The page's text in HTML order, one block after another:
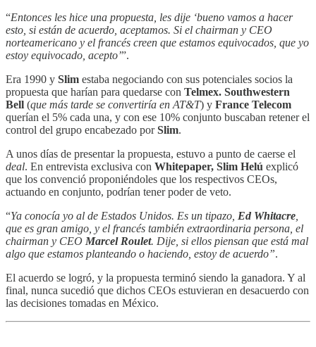
“Entonces les hice una propuesta, les dije ‘bueno vamos a hacer
esto, si están de acuerdo, aceptamos. Si el chairman y CEO
norteamericano y el francés creen que estamos equivocados, que yo
estoy equivocado, acepto’”.
Era 1990 y Slim estaba negociando con sus potenciales socios la
propuesta que harían para quedarse con Telmex. Southwestern
Bell (que más tarde se convertiría en AT&T) y France Telecom
querían el 5% cada una, y con ese 10% conjunto buscaban retener el
control del grupo encabezado porSlim.
A unos días de presentar la propuesta, estuvo a punto de caerse el
deal. En entrevista exclusiva con Whitepaper, Slim Helú explicó
que los convenció proponiéndoles que los respectivos CEOs,
actuando en conjunto, podrían tener poder de veto.
“Ya conocía yo al de Estados Unidos. Es un tipazo, Ed Whitacre
que es gran amigo, y el francés también extraordinaria persona, el
chairman y CEO Marcel Roulet. Dije, si ellos piensan que está mal
algo que estamos planteando o haciendo, estoy de acuerdo”.
El acuerdo se logró, y la propuesta terminó siendo la ganadora. Y al
final, nunca sucedió que dichos CEOs estuvieran en desacuerdo con
las decisiones tomadas en México.